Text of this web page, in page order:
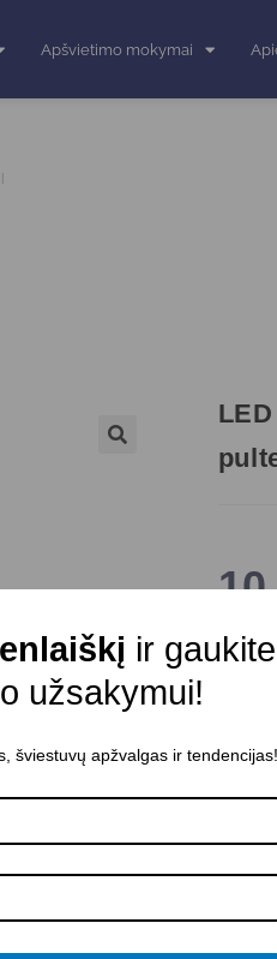
Apšvietimo mokymai
LED
Srovė:
ir gaukite
užsakymui!
šviestuvų apžvalgas ir tendencijas!